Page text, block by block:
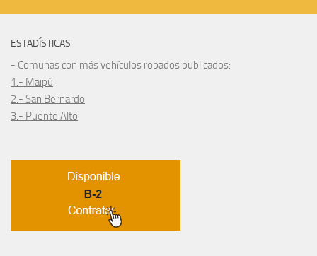
ESTADÍSTICAS
- Comunas con más vehículos robados publicados:
1.- Maipú
2.- San Bernardo
3.- Puente Alto